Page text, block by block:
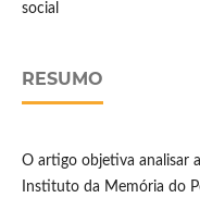
social
RESUMO
O artigo objetiva analisar
Instituto da Memória do